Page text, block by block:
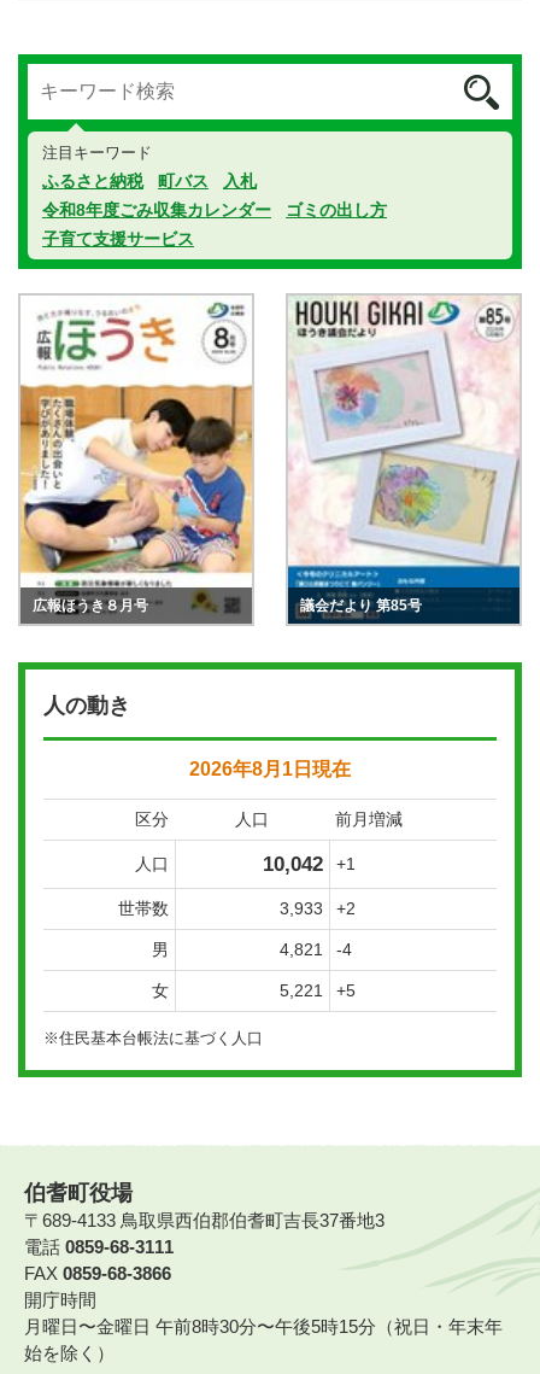
注目キーワード
ふるさと納税 町バス
入札
令和8年度ごみ収集カレンダー
ゴミの出し方
子育て支援サービス
広報ほうき８月号 議会だより 第85号
人の動き
2026年8月1日現在
区分 人口 前月増減
人口 10,042 +1
世帯数 3,933 +2
男 4,821 -4
女 5,221 +5
※住民基本台帳法に基づく人口
伯耆町役場
〒689-4133 鳥取県西伯郡伯耆町吉長37番地3
電話 0859-68-3111
FAX 0859-68-3866
開庁時間
月曜日〜金曜日 午前8時30分〜午後5時15分（祝日・年末年
始を除く）